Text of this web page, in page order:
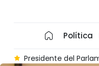
Política
Vietnam y